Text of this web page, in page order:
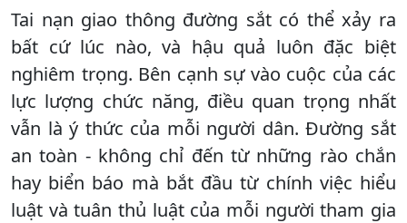
Tai nạn giao thông đường sắt có thể xảy ra
bất cứ lúc nào, và hậu quả luôn đặc biệt
nghiêm trọng. Bên cạnh sự vào cuộc của các
lực lượng chức năng, điều quan trọng nhất
vẫn là ý thức của mỗi người dân. Đường sắt
an toàn - không chỉ đến từ những rào chắn
hay biển báo mà bắt đầu từ chính việc hiểu
luật và tuân thủ luật của mỗi người tham gia